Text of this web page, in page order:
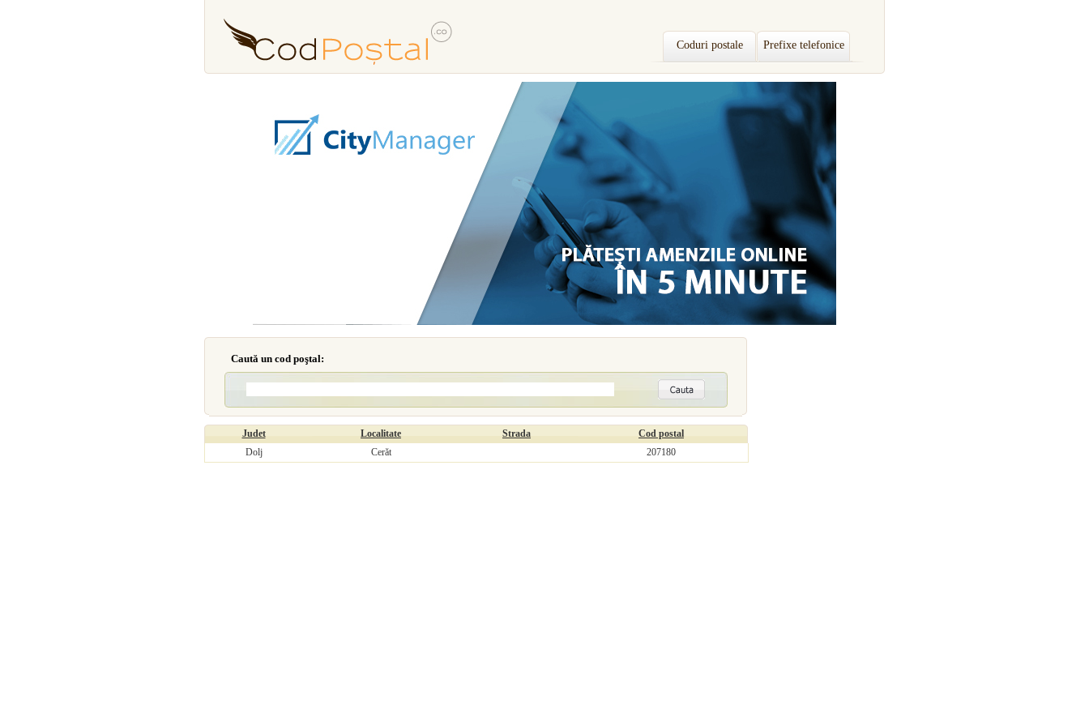
Coduri postale Prefixe telefonice
Caută un cod poştal:
Judet Localitate Strada
Cod postal
Dolj
Cerăt 207180